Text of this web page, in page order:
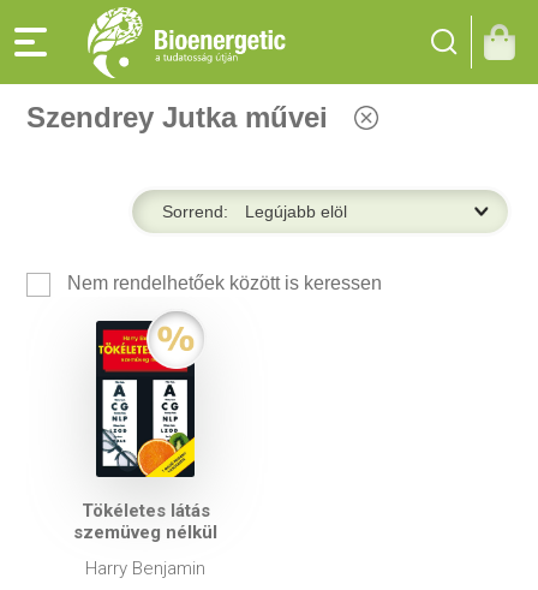
Szendrey Jutka művei
Sorrend:
Nem rendelhetőek között is keressen
Tökéletes látás
szemüveg nélkül
Harry Benjamin